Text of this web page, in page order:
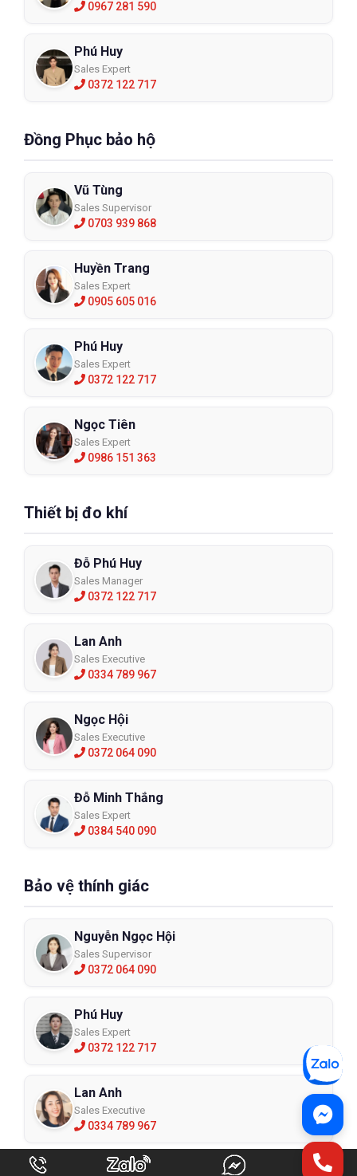
0967 281 590
Phú Huy
Sales Expert
0372 122 717
Đồng Phục bảo hộ
Vũ Tùng
Sales Supervisor
0703 939 868
Huyền Trang
Sales Expert
0905 605 016
Phú Huy
Sales Expert
0372 122 717
Ngọc Tiên
Sales Expert
0986 151 363
Thiết bị đo khí
Đỗ Phú Huy
Sales Manager
0372 122 717
Lan Anh
Sales Executive
0334 789 967
Ngọc Hội
Sales Executive
0372 064 090
Đỗ Minh Thắng
Sales Expert
0384 540 090
Bảo vệ thính giác
Nguyễn Ngọc Hội
Sales Supervisor
0372 064 090
Phú Huy
Sales Expert
0372 122 717
Lan Anh
Sales Executive
0334 789 967
Trần Huyền Trang